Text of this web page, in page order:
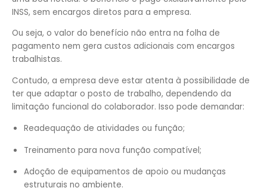
INSS, sem encargos diretos para a empresa.
Ou seja, o valor do benefício não entra na folha de
pagamento nem gera custos adicionais com encargos
trabalhistas.
Contudo, a empresa deve estar atenta à possibilidade de
ter que adaptar o posto de trabalho, dependendo da
limitação funcional do colaborador. Isso pode demandar:
Readequação de atividades ou função;
Treinamento para nova função compatível;
Adoção de equipamentos de apoio ou mudanças
estruturais no ambiente.